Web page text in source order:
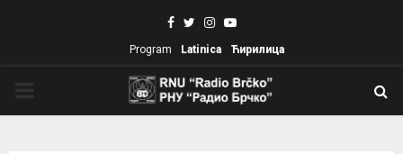
Facebook
TwitterInstagram
Youtube
Program Latinica Ћирилица